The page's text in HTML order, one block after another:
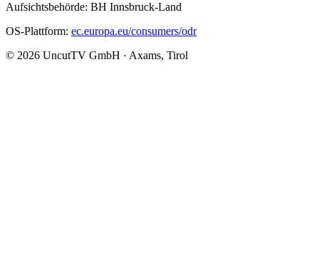
Aufsichtsbehörde: BH Innsbruck-Land
OS-Plattform: ec.europa.eu/consumers/odr
© 2026 UncutTV GmbH · Axams, Tirol